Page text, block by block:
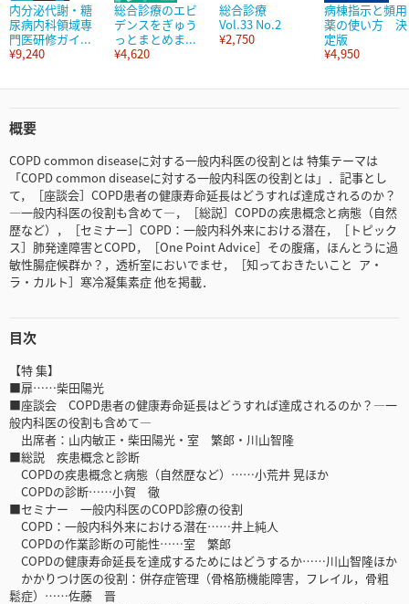
内分泌代謝・糖
尿病内科領域専
門医研修ガイ...
¥9,240
総合診療のエビ
デンスをぎゅう
っとまとめま...
¥4,620
総合診療
Vol.33 No.2
¥2,750
病棟指示と頻用
薬の使い方 決
定版
¥4,950
概要
COPD common diseaseに対する一般内科医の役割とは 特集テーマは
「COPD common diseaseに対する一般内科医の役割とは」．記事とし
て，［座談会］COPD患者の健康寿命延長はどうすれば達成されるのか？
―一般内科医の役割も含めて―，［総説］COPDの疾患概念と病態（自然
歴など），［セミナー］COPD：一般内科外来における潜在，［トピック
ス］肺発達障害とCOPD，［One Point Advice］その腹痛，ほんとうに過
敏性腸症候群か？，透析室においでませ，［知っておきたいこと ア・
ラ・カルト］寒冷凝集素症 他を掲載．
目次
【特 集】
■扉……柴田陽光
■座談会 COPD患者の健康寿命延長はどうすれば達成されるのか？―一
般内科医の役割も含めて―
出席者：山内敏正・柴田陽光・室 繁郎・川山智隆
■総説 疾患概念と診断
COPDの疾患概念と病態（自然歴など）……小荒井 晃ほか
COPDの診断……小賀 徹
■セミナー 一般内科医のCOPD診療の役割
COPD：一般内科外来における潜在……井上純人
COPDの作業診断の可能性……室 繁郎
COPDの健康寿命延長を達成するためにはどうするか……川山智隆ほか
かかりつけ医の役割：併存症管理（骨格筋機能障害，フレイル，骨粗
鬆症）……佐藤 晋